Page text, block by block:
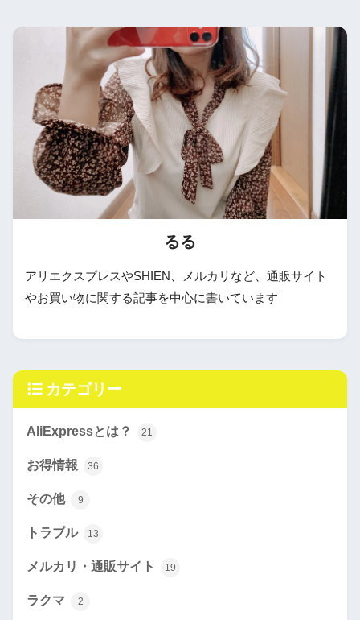
るる
アリエクスプレスやSHIEN、メルカリなど、通販サイト
やお買い物に関する記事を中心に書いています
カテゴリー
AliExpressとは？ 21
お得情報 36
その他 9
トラブル 13
メルカリ・通販サイト 19
ラクマ 2